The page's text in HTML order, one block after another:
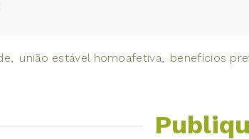
união estável homoafetiva benefícios